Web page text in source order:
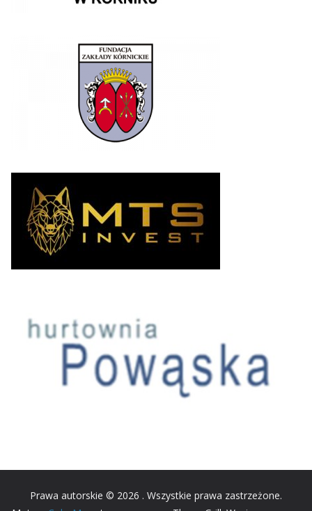
Prawa autorskie © 2026 . Wszystkie prawa zastrzeżone.